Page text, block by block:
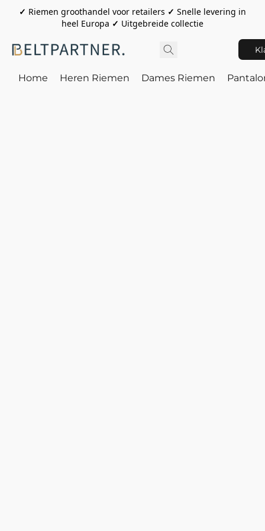
✓ Riemen groothandel voor retailers ✓ Snelle levering in
heel Europa ✓ Uitgebreide collectie
Home Heren Riemen Dames Riemen